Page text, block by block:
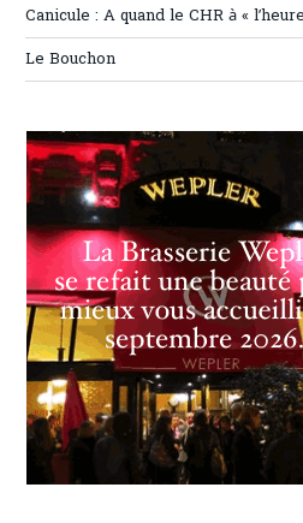
Canicule : A quand le CHR à «
Le Bouchon